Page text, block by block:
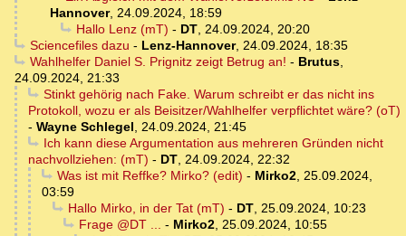
Hannover, 24.09.2024, 18:59
Hallo Lenz (mT) - DT, 24.09.2024, 20:20
Sciencefiles dazu - Lenz-Hannover, 24.09.2024, 18:35
Wahlhelfer Daniel S. Prignitz zeigt Betrug an! - Brutus,
24.09.2024, 21:33
Stinkt gehörig nach Fake. Warum schreibt er das nicht ins
Protokoll, wozu er als Beisitzer/Wahlhelfer verpflichtet wäre? (oT)
- Wayne Schlegel, 24.09.2024, 21:45
Ich kann diese Argumentation aus mehreren Gründen nicht
nachvollziehen: (mT) - DT, 24.09.2024, 22:32
Was ist mit Reffke? Mirko? (edit) - Mirko2, 25.09.2024,
03:59
Hallo Mirko, in der Tat (mT) - DT, 25.09.2024, 10:23
Frage @DT ... - Mirko2, 25.09.2024, 10:55